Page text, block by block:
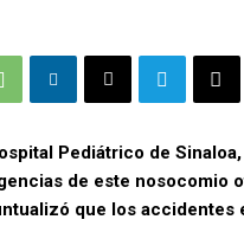
Pediátrico de
de este nosocomio
que los